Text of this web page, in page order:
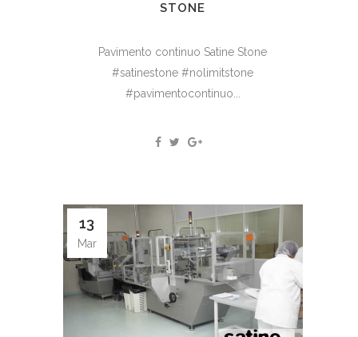
STONE
Pavimento continuo Satine Stone
#satinestone #nolimitstone
#pavimentocontinuo...
13
Mar